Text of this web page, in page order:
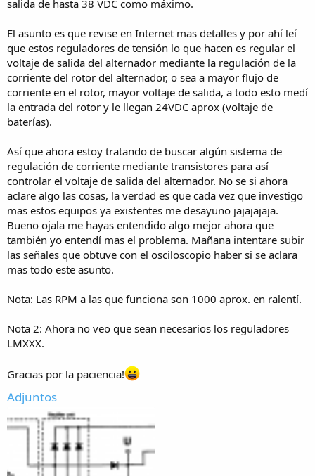
del pulso , RPM. Puedes dibujarlo a mano o fotografiarlo ,
Me parece que 13A es muy poco , podrías limitar tu fuente a 25A y a
medida que se cargue la I empezará a disminuir , haciendose "casi"
cero , cuando llegue al V calibrado ( de 25V a 28V ,segun tu
requerimiento).
Las soluciones son más exactas y rápidas cuanta mayor
información tengamos . No te preocupes por que copiemos tu
baterías enseriadas de 400Ah, con carga rápida, normal ,fin de
carga, ecualización, etc.
salida de hasta 38 VDC como máximo.
El asunto es que revise en Internet mas detalles y por ahí leí
que estos reguladores de tensión lo que hacen es regular el
voltaje de salida del alternador mediante la regulación de la
corriente del rotor del alternador, o sea a mayor flujo de
corriente en el rotor, mayor voltaje de salida, a todo esto medí
la entrada del rotor y le llegan 24VDC aprox (voltaje de
baterías).
Así que ahora estoy tratando de buscar algún sistema de
regulación de corriente mediante transistores para así
controlar el voltaje de salida del alternador. No se si ahora
aclare algo las cosas, la verdad es que cada vez que investigo
mas estos equipos ya existentes me desayuno jajajajaja.
Bueno ojala me hayas entendido algo mejor ahora que
también yo entendí mas el problema. Mañana intentare subir
las señales que obtuve con el osciloscopio haber si se aclara
mas todo este asunto.
Nota: Las RPM a las que funciona son 1000 aprox. en ralentí.
Nota 2: Ahora no veo que sean necesarios los reguladores
LMXXX.
Gracias por la paciencia!
Adjuntos